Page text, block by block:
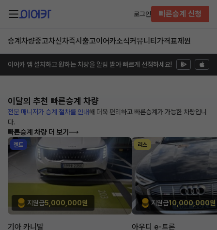
로그인 빠른승계 신청
승계차량중고차신차즉시출고이어카소식커뮤니티 가격표제원
이어카 앱 설치하고 원하는 차량을 알림 받아 빠르게 선점하세요!
이달의 추천 빠른승계 차량
전문 매니저가 승계 절차를 안내해 더욱 편리하고 빠른승계가 가능한 차량입니
다.
빠른승계 차량 더 보기
렌트
지원금5,000,000원
기아 카니발
리스
지원금10,000,000원
아우디 e-트론